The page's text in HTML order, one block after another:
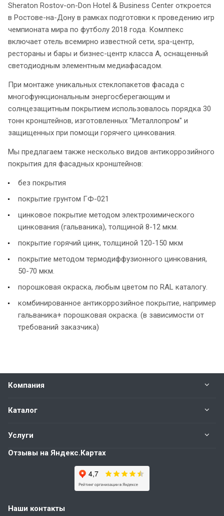
Sheraton Rostov-on-Don Hotel & Business Center откроется
в Ростове-на-Дону в рамках подготовки к проведению игр
чемпионата мира по футболу 2018 года. Комлпекс
включает отель всемирно известной сети, spa-центр,
рестораны и бары и бизнес-центр класса А, оснащенный
светодиодным элементным медиафасадом.
При монтаже уникальных стеклопакетов фасада с
многофункциональным энергосберегающим и
солнцезащитным покрытием использовалось порядка 30
тонн кронштейнов, изготовленных "Металлопром" и
защищенных при помощи горячего цинкования.
Мы предлагаем также несколько видов антикоррозийного
покрытия для фасадных кронштейнов:
без покрытия
покрытие грунтом ГФ-021
цинковое покрытие методом электрохимического
цинкования (гальваника), толщиной 8-12 мкм.
покрытие горячий цинк, толщиной 120-150 мкм
покрытие методом термодиффузионного цинкования,
50-70 мкм.
порошковая окраска, любым цветом по RAL каталогу.
комбинированное антикоррозийное покрытие, например
гальваника+ порошковая окраска. (в зависимости от
требований заказчика)
Компания
Каталог
Услуги
Отзывы на Яндекс.Картах
Наши контакты